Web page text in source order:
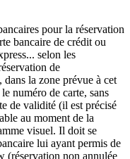
pour la réservation
bancaire de crédit ou
selon les
de
la zone prévue à cet
numéro de carte, sans
de validité (il est précisé
au moment de la
visuel. Il doit se
lui ayant permis de
(réservation non annulée